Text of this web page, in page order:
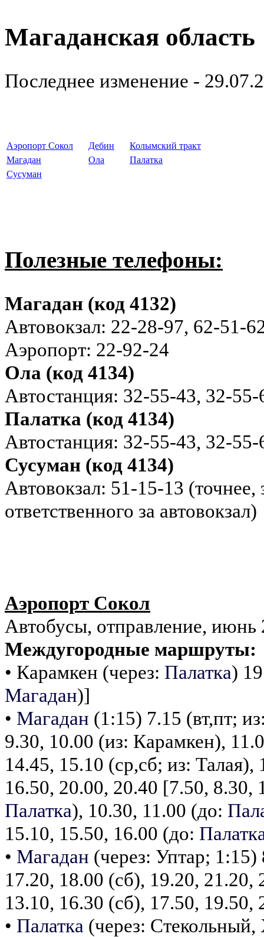
Магаданская область
Последнее изменение -
Аэропорт Сокол Дебин
Колымский тракт
Магадан
Ола
Палатка
Сусуман
Полезные телефоны:
Магадан (код 4132)
Автовокзал: 22-28-97, 62-51-
Аэропорт: 22-92-24
Ола (код 4134)
Автостанция: 32-55-43, 32-55-
Палатка (код 4134)
Автостанция: 32-55-43, 32-55-
Сусуман (код 4134)
Автовокзал: 51-15-13
ответственного за автовокзал)
Аэропорт Сокол
Автобусы, отправление, июнь
Междугородные маршруты:
• Карамкен (через: Палатка)
Магадан)]
• Магадан (1:15) 7.15 (вт,пт;
9.30, 10.00 (из: Карамкен),
14.45, 15.10 (ср,сб; из:
16.50, 20.00, 20.40 [7.50, 8.30,
Палатка), 10.30, 11.00 (до:
15.10, 15.50, 16.00 (до:
• Магадан (через: Уптар;
17.20, 18.00 (сб), 19.20,
13.10, 16.30 (сб), 17.50, 19.50,
• Палатка (через: